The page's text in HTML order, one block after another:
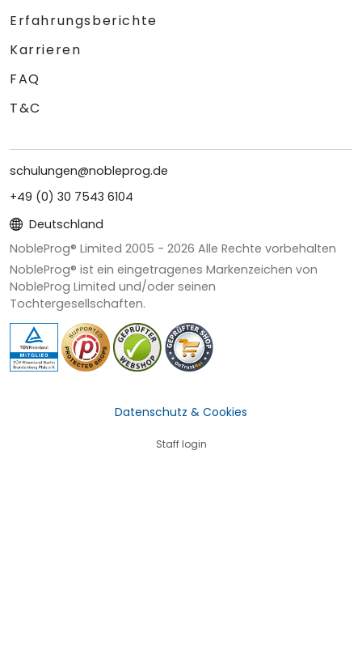
Erfahrungsberichte
Karrieren
FAQ
T&C
schulungen@nobleprog.de
+49 (0) 30 7543 6104
Deutschland
NobleProg® Limited 2005 - 2026 Alle Rechte vorbehalten
NobleProg® ist ein eingetragenes Markenzeichen von
NobleProg Limited und/oder seinen
Tochtergesellschaften.
Datenschutz & Cookies
Staff login